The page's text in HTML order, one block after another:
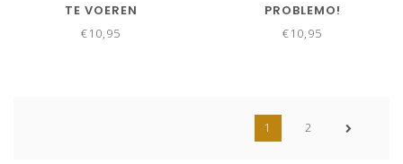
TE VOEREN
€10,95
PROBLEMO!
€10,95
1 2